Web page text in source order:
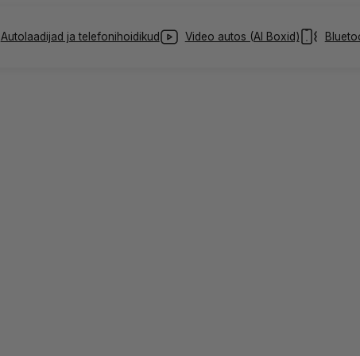
Autolaadijad ja telefonihoidikud Video autos (AI Boxid)